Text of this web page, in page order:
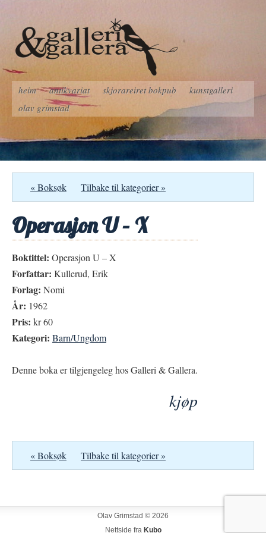
heim antikvariat skjorareiret bokpub
kunstgalleri
olav grimstad
« Boksøk Tilbake til kategorier »
Operasjon U – X
Boktittel: Operasjon U – X
Forfattar: Kullerud, Erik
Forlag: Nomi
År: 1962
Pris: kr 60
Kategori: Barn/Ungdom
Denne boka er tilgjengeleg hos Galleri & Gallera.
kjøp
« Boksøk Tilbake til kategorier »
Olav Grimstad © 2026
Nettside fra Kubo